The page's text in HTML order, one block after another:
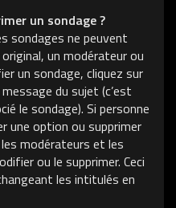
un sondage ?
sondages ne peuvent
un modérateur ou
un sondage, cliquez sur
du sujet (c’est
le sondage). Si personne
une option ou supprimer
modérateurs et les
ou le supprimer. Ceci
les intitulés en